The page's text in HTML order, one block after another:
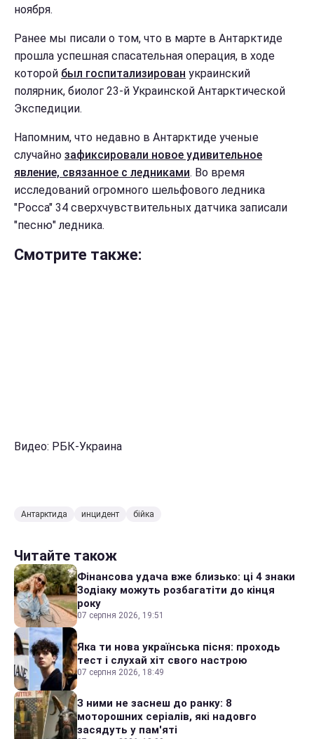
ноября.
Ранее мы писали о том, что в марте в Антарктиде
прошла успешная спасательная операция, в ходе
которой был госпитализирован украинский
полярник, биолог 23-й Украинской Антарктической
Экспедиции.
Напомним, что недавно в Антарктиде ученые
случайно зафиксировали новое удивительное
явление, связанное с ледниками. Во время
исследований огромного шельфового ледника
"Росса" 34 сверхчувствительных датчика записали
"песню" ледника.
Смотрите также:
Видео: РБК-Украина
Антарктида инцидент бійка
Читайте також
Фінансова удача вже близько: ці 4 знаки
Зодіаку можуть розбагатіти до кінця
року
07 серпня 2026, 19:51
Яка ти нова українська пісня: проходь
тест і слухай хіт свого настрою
07 серпня 2026, 18:49
З ними не заснеш до ранку: 8
моторошних серіалів, які надовго
засядуть у пам'яті